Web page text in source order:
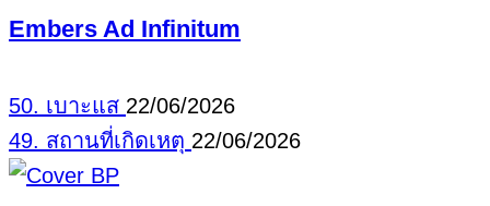
Embers Ad Infinitum
50. เบาะแส 22/06/2026
49. สถานที่เกิดเหตุ 22/06/2026